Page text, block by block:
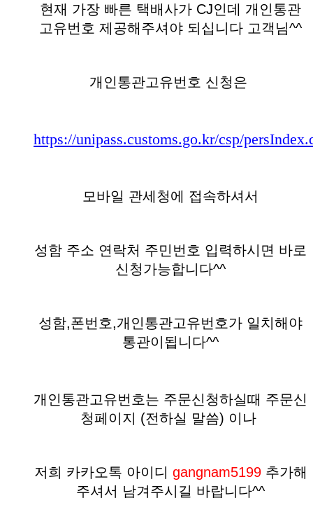
현재 가장 빠른 택배사가 CJ인데 개인통관
고유번호 제공해주셔야 되십니다 고객님^^
개인통관고유번호 신청은
https://unipass.customs.go.kr/csp/
모바일 관세청에 접속하셔서
성함 주소 연락처 주민번호 입력하시면 바로
신청가능합니다^^
성함,폰번호,개인통관고유번호가 일치해야
통관이됩니다^^
개인통관고유번호는 주문신청하실때 주문신
청페이지 (전하실 말씀) 이나
저희 카카오톡 아이디 gangnam5199추가해
주셔서 남겨주시길 바랍니다^^